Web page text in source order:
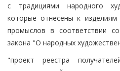
с традициями народного
которые отнесены к изделиям
промыслов в соответствии
закона "О народных
"проект реестра